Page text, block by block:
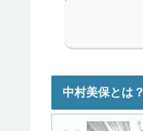
中村美保とは？